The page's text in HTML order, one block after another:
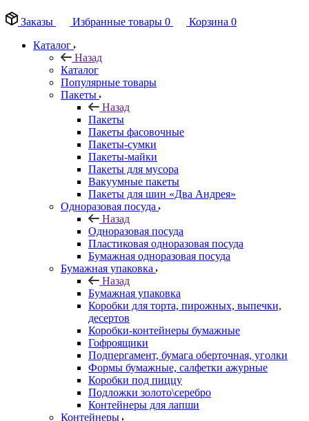
Заказы
Избранные товары 0 Корзина 0
Каталог
Назад
Каталог
Популярные товары
Пакеты
Назад
Пакеты
Пакеты фасовочные
Пакеты-сумки
Пакеты-майки
Пакеты для мусора
Вакуумные пакеты
Пакеты для шин «Два Андрея»
Одноразовая посуда
Назад
Одноразовая посуда
Пластиковая одноразовая посуда
Бумажная одноразовая посуда
Бумажная упаковка
Назад
Бумажная упаковка
Коробки для торта, пирожных, выпечки,
десертов
Коробки-контейнеры бумажные
Гофроящики
Подпергамент, бумага оберточная, уголки
Формы бумажные, салфетки ажурные
Коробки под пиццу
Подложки золото\серебро
Контейнеры для лапши
Контейнеры